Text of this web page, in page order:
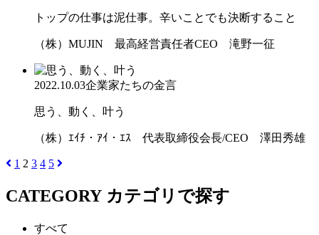
トップの仕事は泥仕事。辛いことでも決断すること
（株）MUJIN 最高経営責任者CEO 滝野一征
2022.10.03企業家たちの金言
思う、動く、叶う
（株）ｴｲﾁ・ｱｲ・ｴｽ 代表取締役会長/CEO 澤田秀雄
1 2 3 4 5
CATEGORY カテゴリで探す
すべて